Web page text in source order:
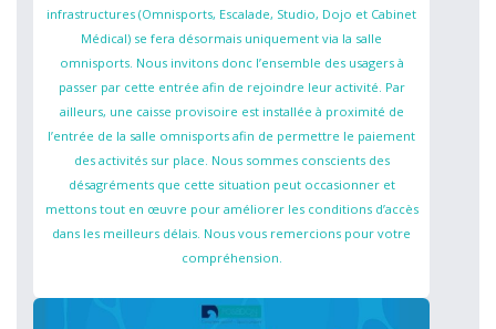
infrastructures (Omnisports, Escalade, Studio, Dojo et Cabinet
Médical) se fera désormais uniquement via la salle
omnisports. Nous invitons donc l’ensemble des usagers à
passer par cette entrée afin de rejoindre leur activité. Par
ailleurs, une caisse provisoire est installée à proximité de
l’entrée de la salle omnisports afin de permettre le paiement
des activités sur place. Nous sommes conscients des
désagréments que cette situation peut occasionner et
mettons tout en œuvre pour améliorer les conditions d’accès
dans les meilleurs délais. Nous vous remercions pour votre
compréhension.